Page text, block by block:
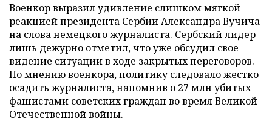
Военкор выразил удивление слишком мягкой
реакцией президента Сербии Александра Вучича
на слова немецкого журналиста. Сербский лидер
лишь дежурно отметил, что уже обсудил свое
видение ситуации в ходе закрытых переговоров.
По мнению военкора, политику следовало жестко
осадить журналиста, напомнив о 27 млн убитых
фашистами советских граждан во время Великой
Отечественной войны.